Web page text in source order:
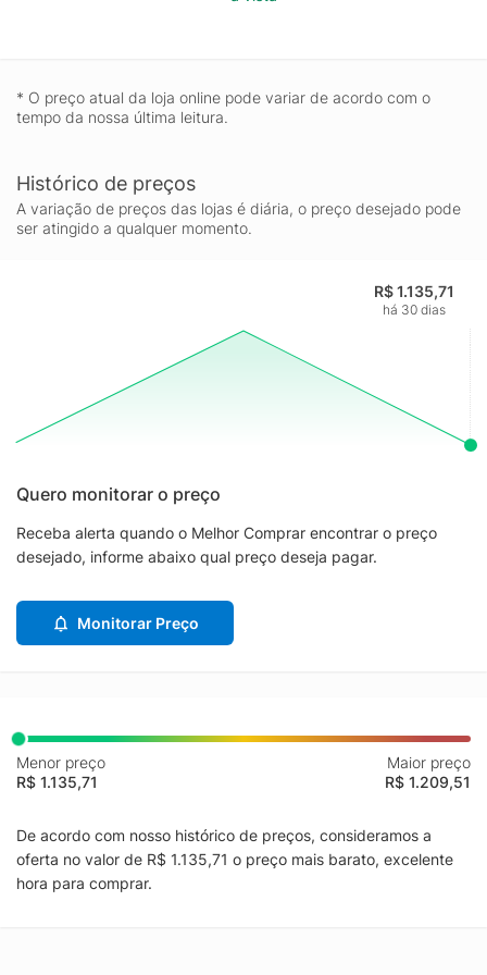
* O preço atual da loja online pode variar de acordo com o
tempo da nossa última leitura.
Histórico de preços
A variação de preços das lojas é diária, o preço desejado pode
ser atingido a qualquer momento.
R$ 1.135,71
há 30 dias
Quero monitorar o preço
Receba alerta quando o Melhor Comprar encontrar o preço
desejado, informe abaixo qual preço deseja pagar.
Monitorar Preço
Menor preço
R$ 1.135,71
Maior preço
R$ 1.209,51
De acordo com nosso histórico de preços, consideramos a
oferta no valor de R$ 1.135,71 o preço mais barato, excelente
hora para comprar.